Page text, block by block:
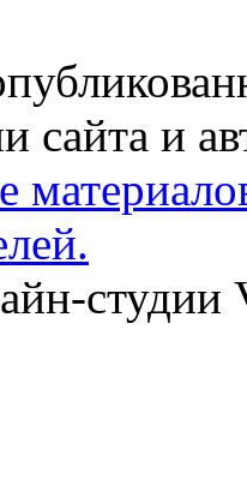
сайта и
студии